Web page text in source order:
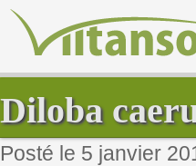
Diloba
Posté le 5 janvier